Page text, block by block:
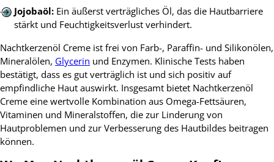
Jojobaöl:Ein äußerst verträgliches Öl, das die Hautbarriere
stärkt und Feuchtigkeitsverlust verhindert.
Nachtkerzenöl Creme ist frei von Farb-, Paraffin- und Silikonölen,
Mineralölen, Glycerin und Enzymen. Klinische Tests haben
bestätigt, dass es gut verträglich ist und sich positiv auf
empfindliche Haut auswirkt. Insgesamt bietet Nachtkerzenöl
Creme eine wertvolle Kombination aus Omega-Fettsäuren,
Vitaminen und Mineralstoffen, die zur Linderung von
Hautproblemen und zur Verbesserung des Hautbildes beitragen
können.